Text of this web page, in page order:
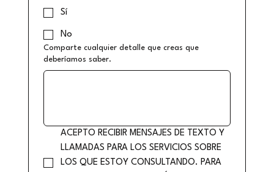
Sí
No
Comparte cualquier detalle que creas que
deberíamos saber.
ACEPTO RECIBIR MENSAJES DE TEXTO Y
LLAMADAS PARA LOS SERVICIOS SOBRE
LOS QUE ESTOY CONSULTANDO. PARA